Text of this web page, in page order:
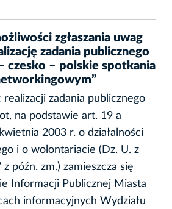
zgłaszania uwag
zadania publicznego
czesko – polskie spotkania
realizacji zadania publicznego
na podstawie art. 19 a
2003 r. o działalności
i o wolontariacie (Dz. U. z
późn. zm.) zamieszcza się
Informacji Publicznej Miasta
informacyjnych Wydziału